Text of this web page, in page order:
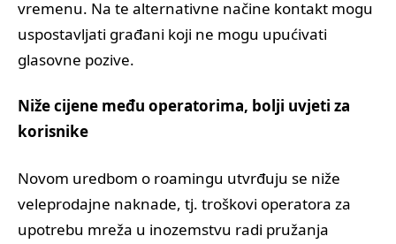
vremenu. Na te alternativne načine kontakt mogu
uspostavljati građani koji ne mogu upućivati
glasovne pozive.
Niže cijene među operatorima, bolji uvjeti za
korisnike
Novom uredbom o roamingu utvrđuju se niže
veleprodajne naknade, tj. troškovi operatora za
upotrebu mreža u inozemstvu radi pružanja